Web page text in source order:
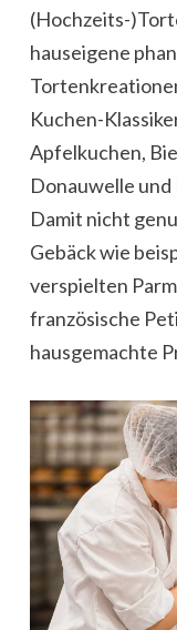
(Hochzeits-
hauseigene
Kuchen-
Apfelkuchen,
Donauwelle
Damit nicht
Gebäck wie
verspielten
französische
hausgemachte